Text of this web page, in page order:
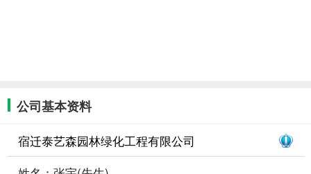
公司基本资料
宿迁泰艺森园林绿化工程有限公司